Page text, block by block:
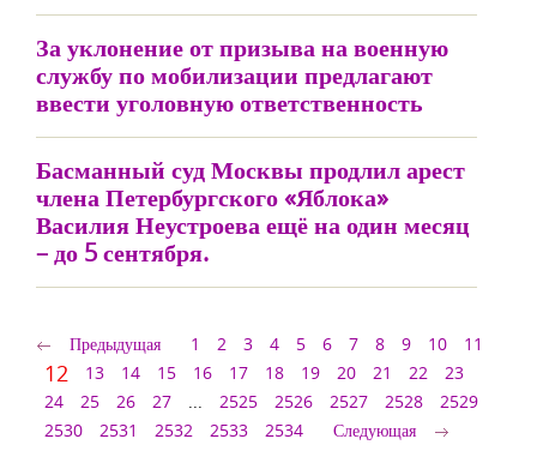
За уклонение от призыва на военную
службу по мобилизации предлагают
ввести уголовную ответственность
Басманный суд Москвы продлил арест
члена Петербургского «Яблока»
Василия Неустроева ещё на один месяц
– до 5 сентября.
Предыдущая 1 2 3 4 5 6 7 8 9 10 11
12 13 14 15 16 17 18 19 20 21 22
23
24
25 26 27 ... 2525 2526 2527 2528
2529
2530
2531 2532 2533 2534 Следующая